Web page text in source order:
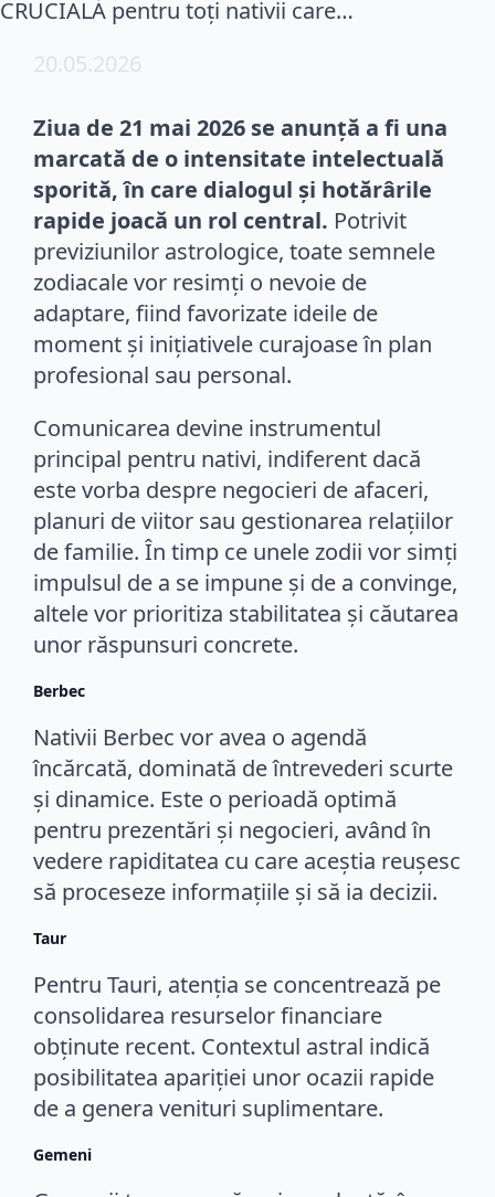
20.05.2026
Ziua de 21 mai 2026 se anunță a fi una
marcată de o intensitate intelectuală
sporită, în care dialogul și hotărârile
rapide joacă un rol central. Potrivit
previziunilor astrologice, toate semnele
zodiacale vor resimți o nevoie de
adaptare, fiind favorizate ideile de
moment și inițiativele curajoase în plan
profesional sau personal.
Comunicarea devine instrumentul
principal pentru nativi, indiferent dacă
este vorba despre negocieri de afaceri,
planuri de viitor sau gestionarea relațiilor
de familie. În timp ce unele zodii vor simți
impulsul de a se impune și de a convinge,
altele vor prioritiza stabilitatea și căutarea
unor răspunsuri concrete.
Berbec
Nativii Berbec vor avea o agendă
încărcată, dominată de întrevederi scurte
și dinamice. Este o perioadă optimă
pentru prezentări și negocieri, având în
vedere rapiditatea cu care aceștia reușesc
să proceseze informațiile și să ia decizii.
Taur
Pentru Tauri, atenția se concentrează pe
consolidarea resurselor financiare
obținute recent. Contextul astral indică
posibilitatea apariției unor ocazii rapide
de a genera venituri suplimentare.
Gemeni